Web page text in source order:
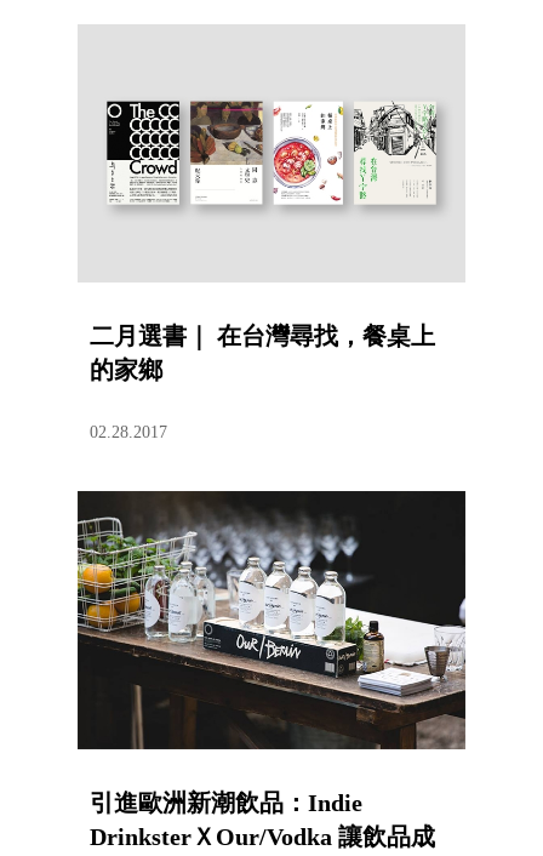
二月選書｜ 在台灣尋找，餐桌上
的家鄉
02.28.2017
引進歐洲新潮飲品：Indie
DrinksterＸOur/Vodka 讓飲品成